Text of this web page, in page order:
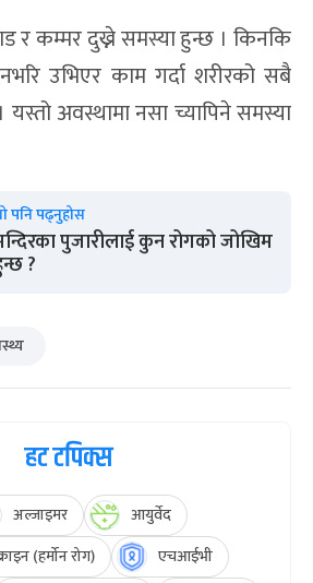
र कम्मर दुख्ने समस्या हुन्छ । किनकि
उभिएर काम गर्दा शरीरको सबै
यस्तो अवस्थामा नसा च्यापिने समस्या
पनि पढ्नुहोस
पुजारीलाई कुन रोगको जोखिम
?
हट टपिक्स
अल्जाइमर
आयुर्वेद
(हर्मोन रोग)
एचआईभी